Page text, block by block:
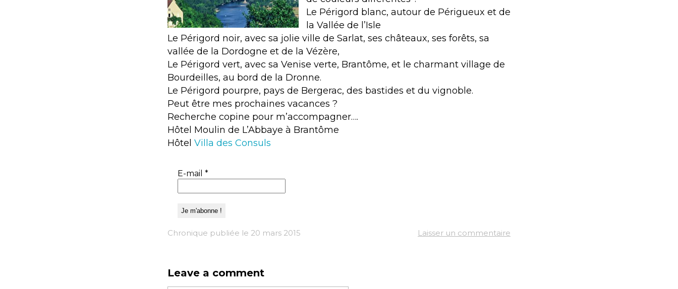
Le Périgord blanc, autour de Périgueux et de
la Vallée de l’Isle
Le Périgord noir, avec sa jolie ville de Sarlat, ses châteaux, ses forêts, sa
vallée de la Dordogne et de la Vézère,
Le Périgord vert, avec sa Venise verte, Brantôme, et le charmant village de
Bourdeilles, au bord de la Dronne.
Le Périgord pourpre, pays de Bergerac, des bastides et du vignoble.
Peut être mes prochaines vacances ?
Recherche copine pour m’accompagner….
Hôtel Moulin de L’Abbaye à Brantôme
Hôtel Villa des Consuls
E-mail *
Chronique publiée le 20 mars 2015 Laisser un commentaire
Leave a comment